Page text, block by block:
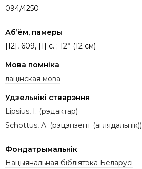
094/4250
Аб’ём, памеры
[12], 609, [1] с. ; 12° (12 см)
Мова помніка
лацінская мова
Удзельнікі стварэння
Lipsius, I. (рэдактар)
Schottus, A. (рэцэнзент (аглядальнік))
Фондатрымальнік
Нацыянальная бібліятэка Беларусі